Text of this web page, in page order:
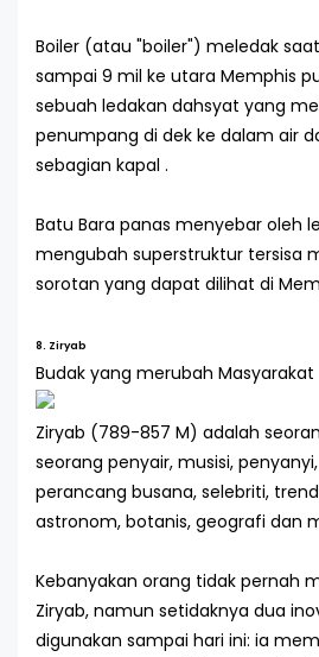
Boiler (atau "boiler") meledak
sampai 9 mil ke utara Memphis
sebuah ledakan dahsyat yang
penumpang di dek ke dalam air
sebagian kapal .
Batu Bara panas menyebar oleh
mengubah superstruktur tersisa
sorotan yang dapat dilihat di
8. Ziryab
Budak yang merubah Masyarakat
Ziryab (789-857 M) adalah
seorang penyair, musisi,
perancang busana, selebriti,
astronom, botanis, geografi dan
Kebanyakan orang tidak pernah
Ziryab, namun setidaknya dua
digunakan sampai hari ini: ia